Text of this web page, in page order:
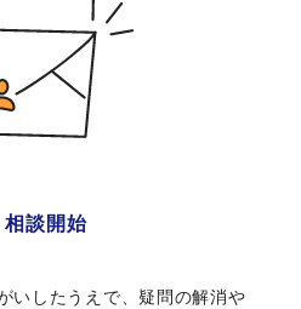
相談開始
いしたうえで、疑問の解消や